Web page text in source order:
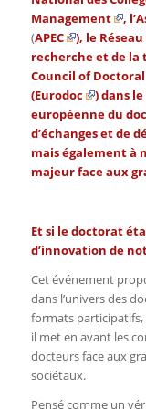
Management
,
(APEC ), le
recherche et de la
Council of
(Eurodoc ) dans
européenne du
d’échanges et de
mais également à
majeur face aux
Et si le doctorat
d’innovation de
Cet événement
dans l’univers des
formats participatifs,
il met en avant les
docteurs face aux
sociétaux.
Pensé comme un